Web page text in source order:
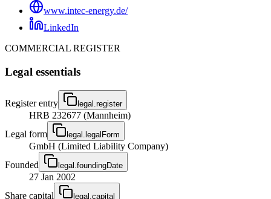
www.intec-energy.de/
LinkedIn
COMMERCIAL REGISTER
Legal essentials
Register entry legal.register
HRB 232677 (Mannheim)
Legal form
legal.legalForm
GmbH (Limited Liability Company)
Founded
legal.foundingDate
27 Jan 2002
Share capital
legal.capital